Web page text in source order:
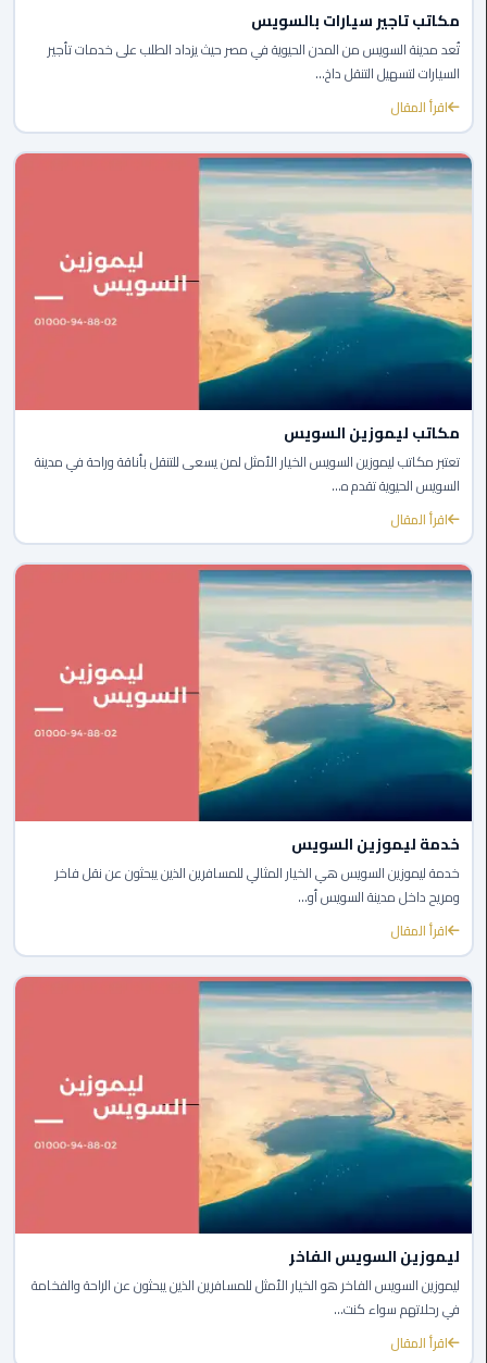
الى
مطار
القاهرة
ليموزين
الدقي
ليموزين
للاسكندرية
ليموزين
العجوزه
ليموزين
من
مطار
القاهرة
ليموزين
فيصل
ليموزين
مطار
برج
العرب
إلى
القاهرة
ليموزين
الهرم
ليموزين
من
مطار
برج
العرب
الى
ليموزين
الفيوم
مطار
القاهرة
ليموزين
ليموزين
دهب
مكاتب تاجير سيارات بالسويس
تُعد مدينة السويس من المدن الحيوية في مصر حيث يزداد الطلب على خدمات تأجير
السيارات لتسهيل التنقل داخ...
اقرأ المقال
مكاتب ليموزين السويس
تعتبر مكاتب ليموزين السويس الخيار الأمثل لمن يسعى للتنقل بأناقة وراحة في مدينة
السويس الحيوية تقدم ه...
اقرأ المقال
خدمة ليموزين السويس
خدمة ليموزين السويس هي الخيار المثالي للمسافرين الذين يبحثون عن نقل فاخر
ومريح داخل مدينة السويس أو...
اقرأ المقال
ليموزين السويس الفاخر
ليموزين السويس الفاخر هو الخيار الأمثل للمسافرين الذين يبحثون عن الراحة والفخامة
في رحلاتهم سواء كنت...
اقرأ المقال